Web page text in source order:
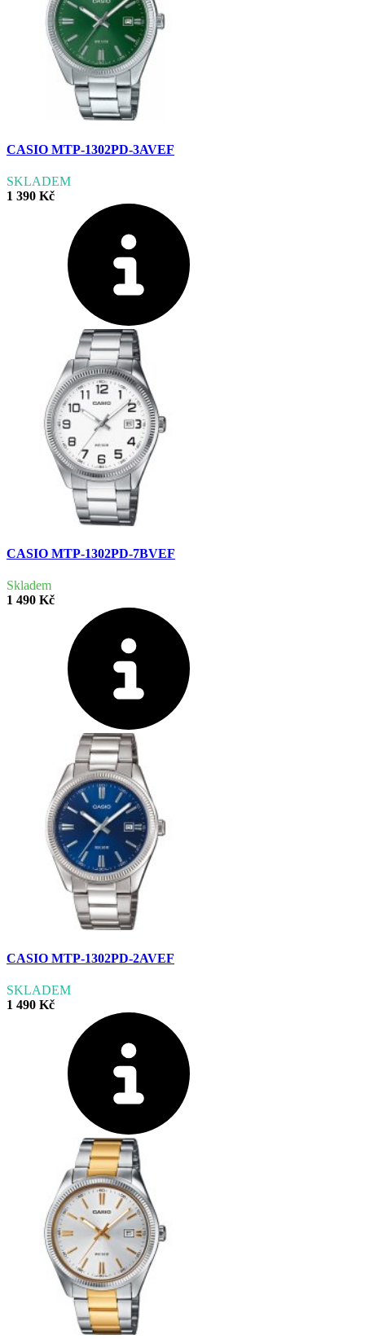
CASIO MTP-1302PD-3AVEF
SKLADEM
1 390 Kč
CASIO MTP-1302PD-7BVEF
Skladem
1 490 Kč
CASIO MTP-1302PD-2AVEF
SKLADEM
1 490 Kč